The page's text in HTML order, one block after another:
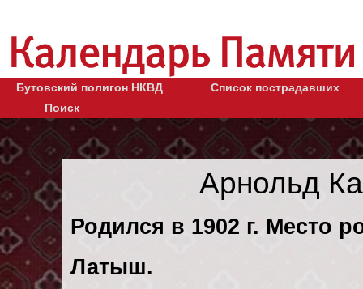
Бутовский полигон НКВД
Список пострадавших
Поиск
Арнольд
Родился в 1902 г. Место
Латыш.